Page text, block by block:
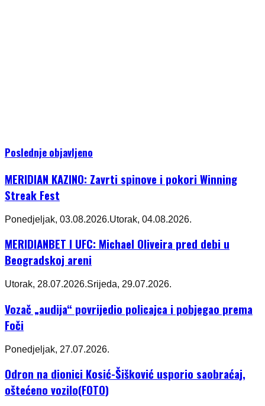
Poslednje objavljeno
MERIDIAN KAZINO: Zavrti spinove i pokori Winning
Streak Fest
Ponedjeljak, 03.08.2026.Utorak, 04.08.2026.
MERIDIANBET I UFC: Michael Oliveira pred debi u
Beogradskoj areni
Utorak, 28.07.2026.Srijeda, 29.07.2026.
Vozač „audija“ povrijedio policajca i pobjegao prema
Foči
Ponedjeljak, 27.07.2026.
Odron na dionici Kosić-Šišković usporio saobraćaj,
oštećeno vozilo(FOTO)